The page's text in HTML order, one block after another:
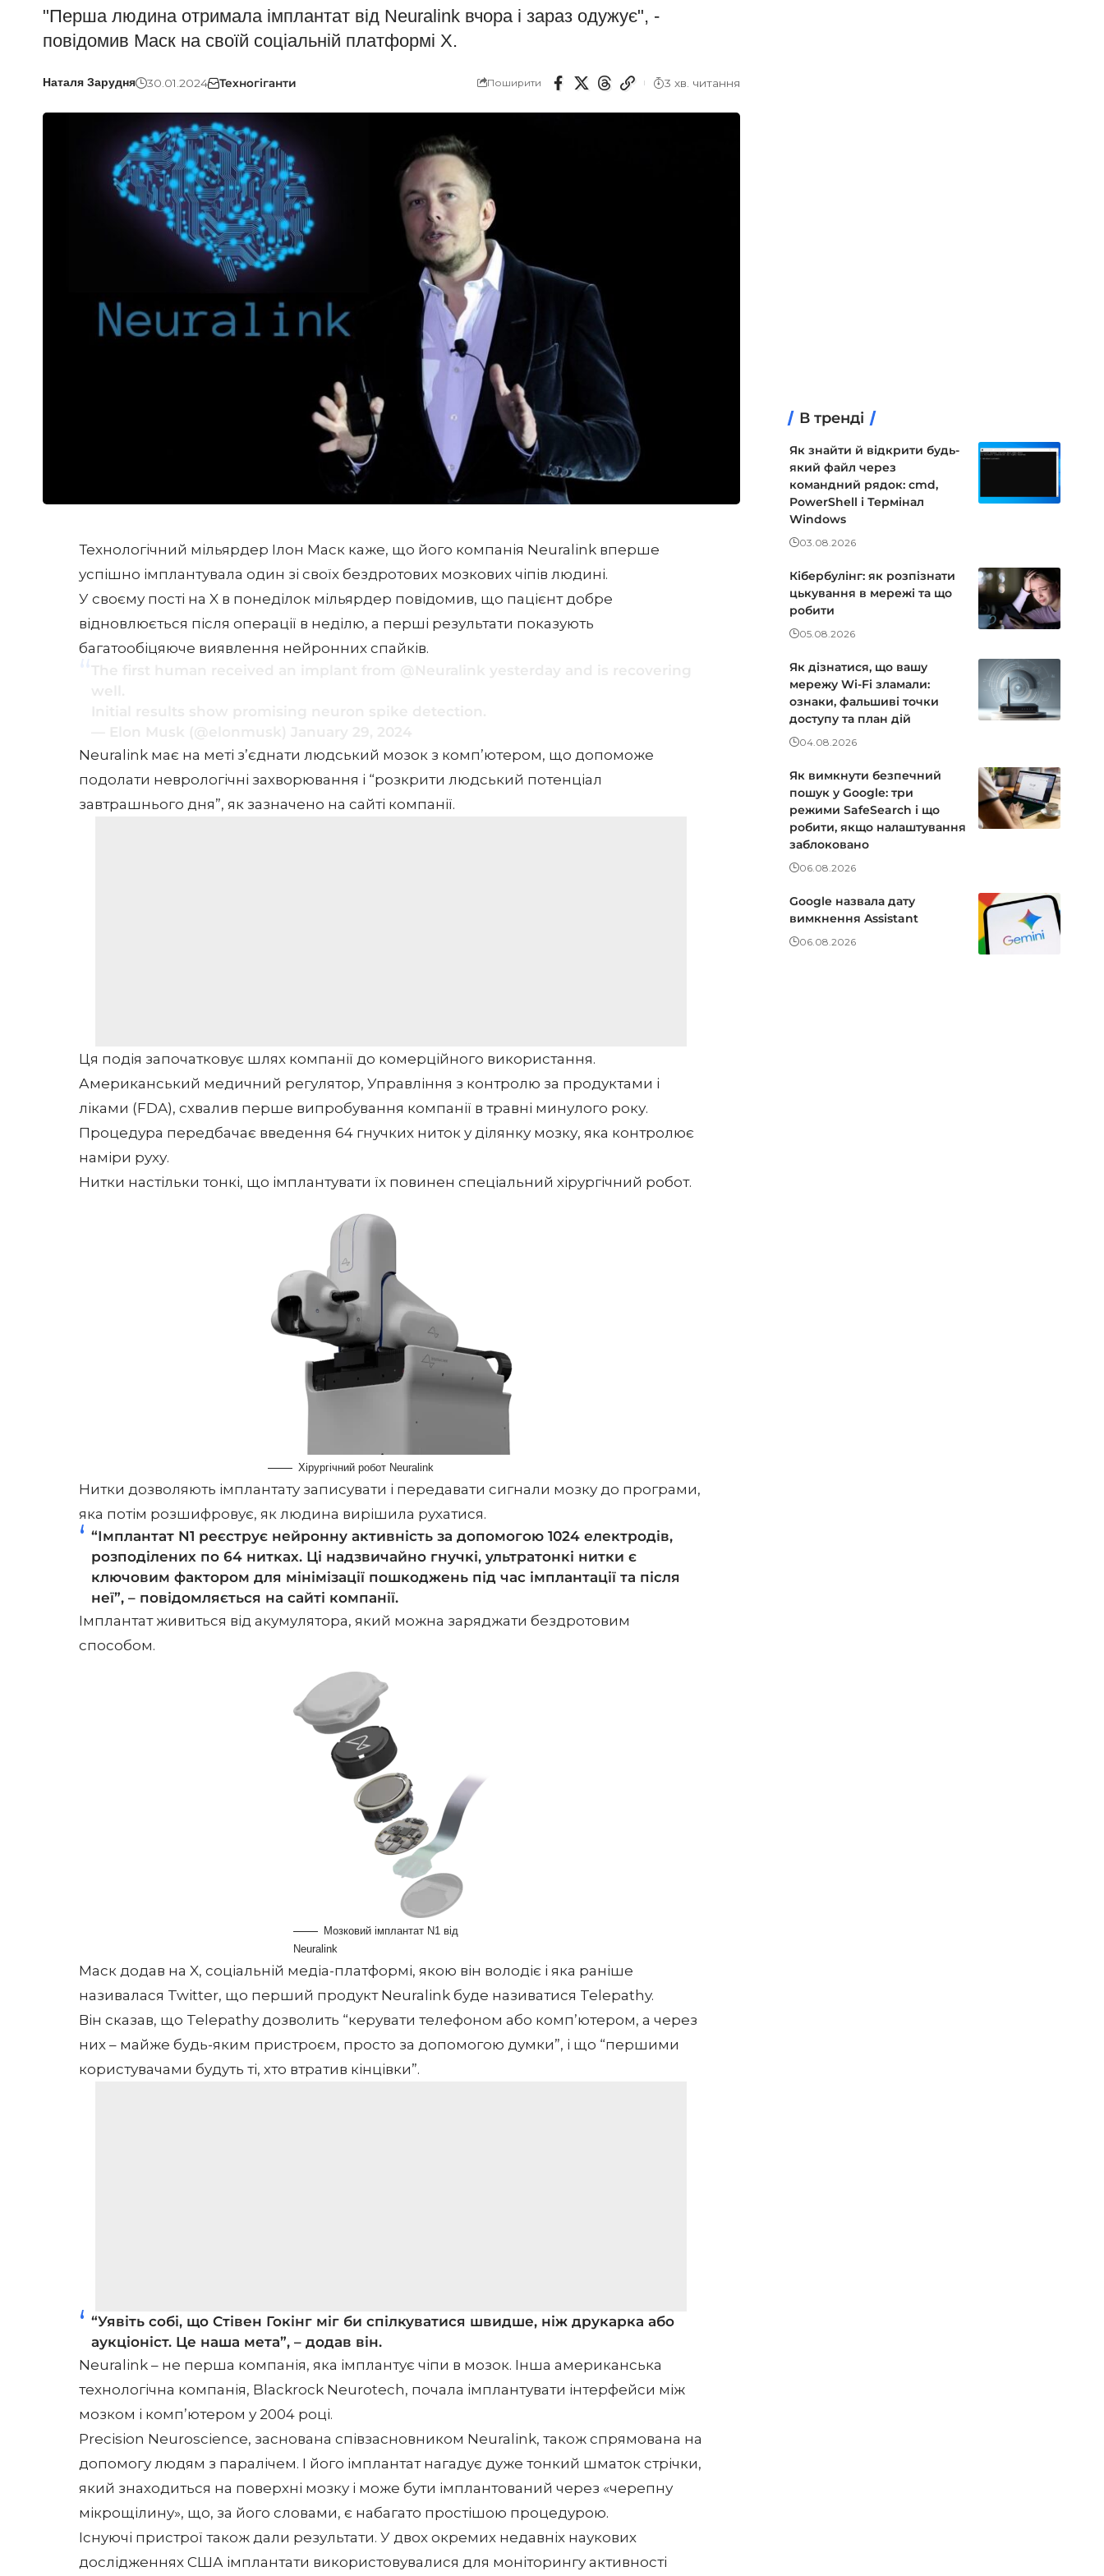
"Перша людина отримала імплантат від Neuralink вчора і зараз одужує", -
повідомив Маск на своїй соціальній платформі X.
Наталя Зарудня 30.01.2024 Техногіганти Поширити 3 хв. читання
Технологічний мільярдер Ілон Маск каже, що його компанія Neuralink вперше
успішно імплантувала один зі своїх бездротових мозкових чіпів людині.
У своєму пості на X в понеділок мільярдер повідомив, що пацієнт добре
відновлюється після операції в неділю, а перші результати показують
багатообіцяюче виявлення нейронних спайків.
Neuralink має на меті з’єднати людський мозок з комп’ютером, що допоможе
подолати неврологічні захворювання і “розкрити людський потенціал
завтрашнього дня”, як зазначено насайті компанії.
Ця подія започатковує шлях компанії до комерційного використання.
Американський медичний регулятор, Управління з контролю за продуктами і
ліками (FDA), схвалив перше випробування компанії в травні минулого року.
Процедура передбачає введення 64 гнучких ниток у ділянку мозку, яка контролює
наміри руху.
Нитки настільки тонкі, що імплантувати їх повинен спеціальний хірургічний робот.
Хірургічний робот Neuralink
Нитки дозволяють імплантату записувати і передавати сигнали мозку до програми,
яка потім розшифровує, як людина вирішила рухатися.
“Імплантат N1 реєструє нейронну активність за допомогою 1024 електродів,
розподілених по 64 нитках. Ці надзвичайно гнучкі, ультратонкі нитки є
ключовим фактором для мінімізації пошкоджень під час імплантації та після
неї”, – повідомляється на сайті компанії.
Імплантат живиться від акумулятора, який можна заряджати бездротовим
способом.
Мозковий імплантат N1 від
Neuralink
Маск додав на X, соціальній медіа-платформі, якою він володіє і яка раніше
називалася Twitter, що перший продукт Neuralink буде називатися Telepathy.
Він сказав, що Telepathy дозволить “керувати телефоном або комп’ютером, а через
них – майже будь-яким пристроєм, просто за допомогою думки”, і що “першими
користувачами будуть ті, хто втратив кінцівки”.
“Уявіть собі, що Стівен Гокінг міг би спілкуватися швидше, ніж друкарка або
аукціоніст. Це наша мета”, – додав він.
Neuralink – не перша компанія, яка імплантує чіпи в мозок. Інша американська
технологічна компанія, Blackrock Neurotech, почала імплантувати інтерфейси між
мозком і комп’ютером у 2004 році.
Precision Neuroscience, заснована співзасновником Neuralink, також спрямована на
допомогу людям з паралічем. І його імплантат нагадує дуже тонкий шматок стрічки,
який знаходиться на поверхні мозку і може бути імплантований через «черепну
мікрощілину», що, за його словами, є набагато простішою процедурою.
Існуючі пристрої також дали результати. У двох окремих недавніх наукових
дослідженнях США імплантати використовувалися для моніторингу активності
В тренді
Як знайти й відкрити будь-
який файл через
командний рядок: cmd,
PowerShell і Термінал
Windows
03.08.2026
Кібербулінг: як розпізнати
цькування в мережі та що
робити
05.08.2026
Як дізнатися, що вашу
мережу Wi-Fi зламали:
ознаки, фальшиві точки
доступу та план дій
04.08.2026
Як вимкнути безпечний
пошук у Google: три
режими SafeSearch і що
робити, якщо налаштування
заблоковано
06.08.2026
Google назвала дату
вимкнення Assistant
06.08.2026